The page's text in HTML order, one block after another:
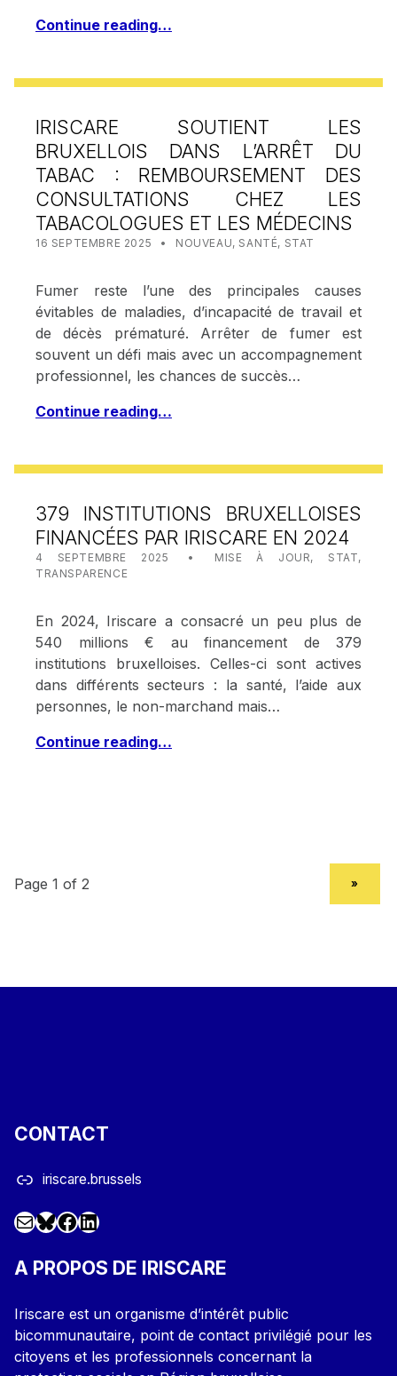
Continue reading…
IRISCARE SOUTIENT LES
BRUXELLOIS DANS L’ARRÊT DU
TABAC : REMBOURSEMENT DES
CONSULTATIONS CHEZ LES
TABACOLOGUES ET LES MÉDECINS
POSTED ON:
16 SEPTEMBRE 2025 WRITTEN BY:
STAT IRISCARE
CATEGORIZED IN:
NOUVEAU, SANTÉ, STAT
Fumer reste l’une des principales causes
évitables de maladies, d’incapacité de travail et
de décès prématuré. Arrêter de fumer est
souvent un défi mais avec un accompagnement
professionnel, les chances de succès…
Continue reading…
379 INSTITUTIONS BRUXELLOISES
FINANCÉES PAR IRISCARE EN 2024
POSTED ON:
4 SEPTEMBRE 2025 WRITTEN BY:
STAT IRISCARE
CATEGORIZED IN:
MISE À JOUR, STAT,
TRANSPARENCE
En 2024, Iriscare a consacré un peu plus de
540 millions € au financement de 379
institutions bruxelloises. Celles-ci sont actives
dans différents secteurs : la santé, l’aide aux
personnes, le non-marchand mais…
Continue reading…
»
CONTACT
iriscare.brussels
Mail
@iriscare.bsky.social Facebook LinkedIn
A PROPOS DE IRISCARE
Iriscare est un organisme d’intérêt public
bicommunautaire, point de contact privilégié pour les
citoyens et les professionnels concernant la